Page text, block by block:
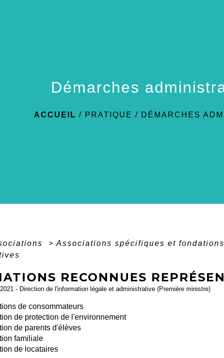
Démarches
ACCUEIL / PRATIQUE / DÉMARCHES
> Associations spécifiques et fondations
RECONNUES
- Direction de l'information légale et administrative (Première ministre)
de consommateurs
de protection de l'environnement
de parents d'élèves
familiale
de locataires